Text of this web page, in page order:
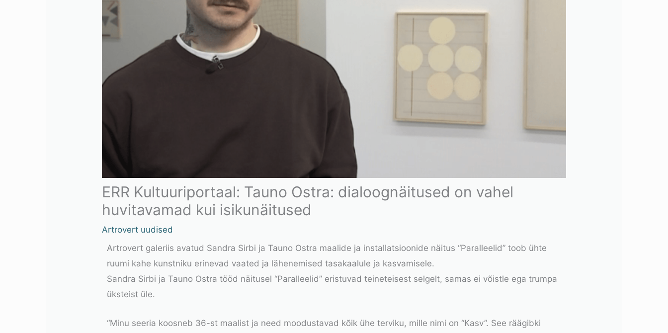
ERR Kultuuriportaal: Tauno Ostra: dialoognäitused on vahel
huvitavamad kui isikunäitused
Artrovert uudised
Artrovert galeriis avatud Sandra Sirbi ja Tauno Ostra maalide ja installatsioonide näitus “Paralleelid” toob ühte
ruumi kahe kunstniku erinevad vaated ja lähenemised tasakaalule ja kasvamisele.
Sandra Sirbi ja Tauno Ostra tööd näitusel “Paralleelid” eristuvad teineteisest selgelt, samas ei võistle ega trumpa
üksteist üle.
“Minu seeria koosneb 36-st maalist ja need moodustavad kõik ühe terviku, mille nimi on “Kasv”. See räägibki